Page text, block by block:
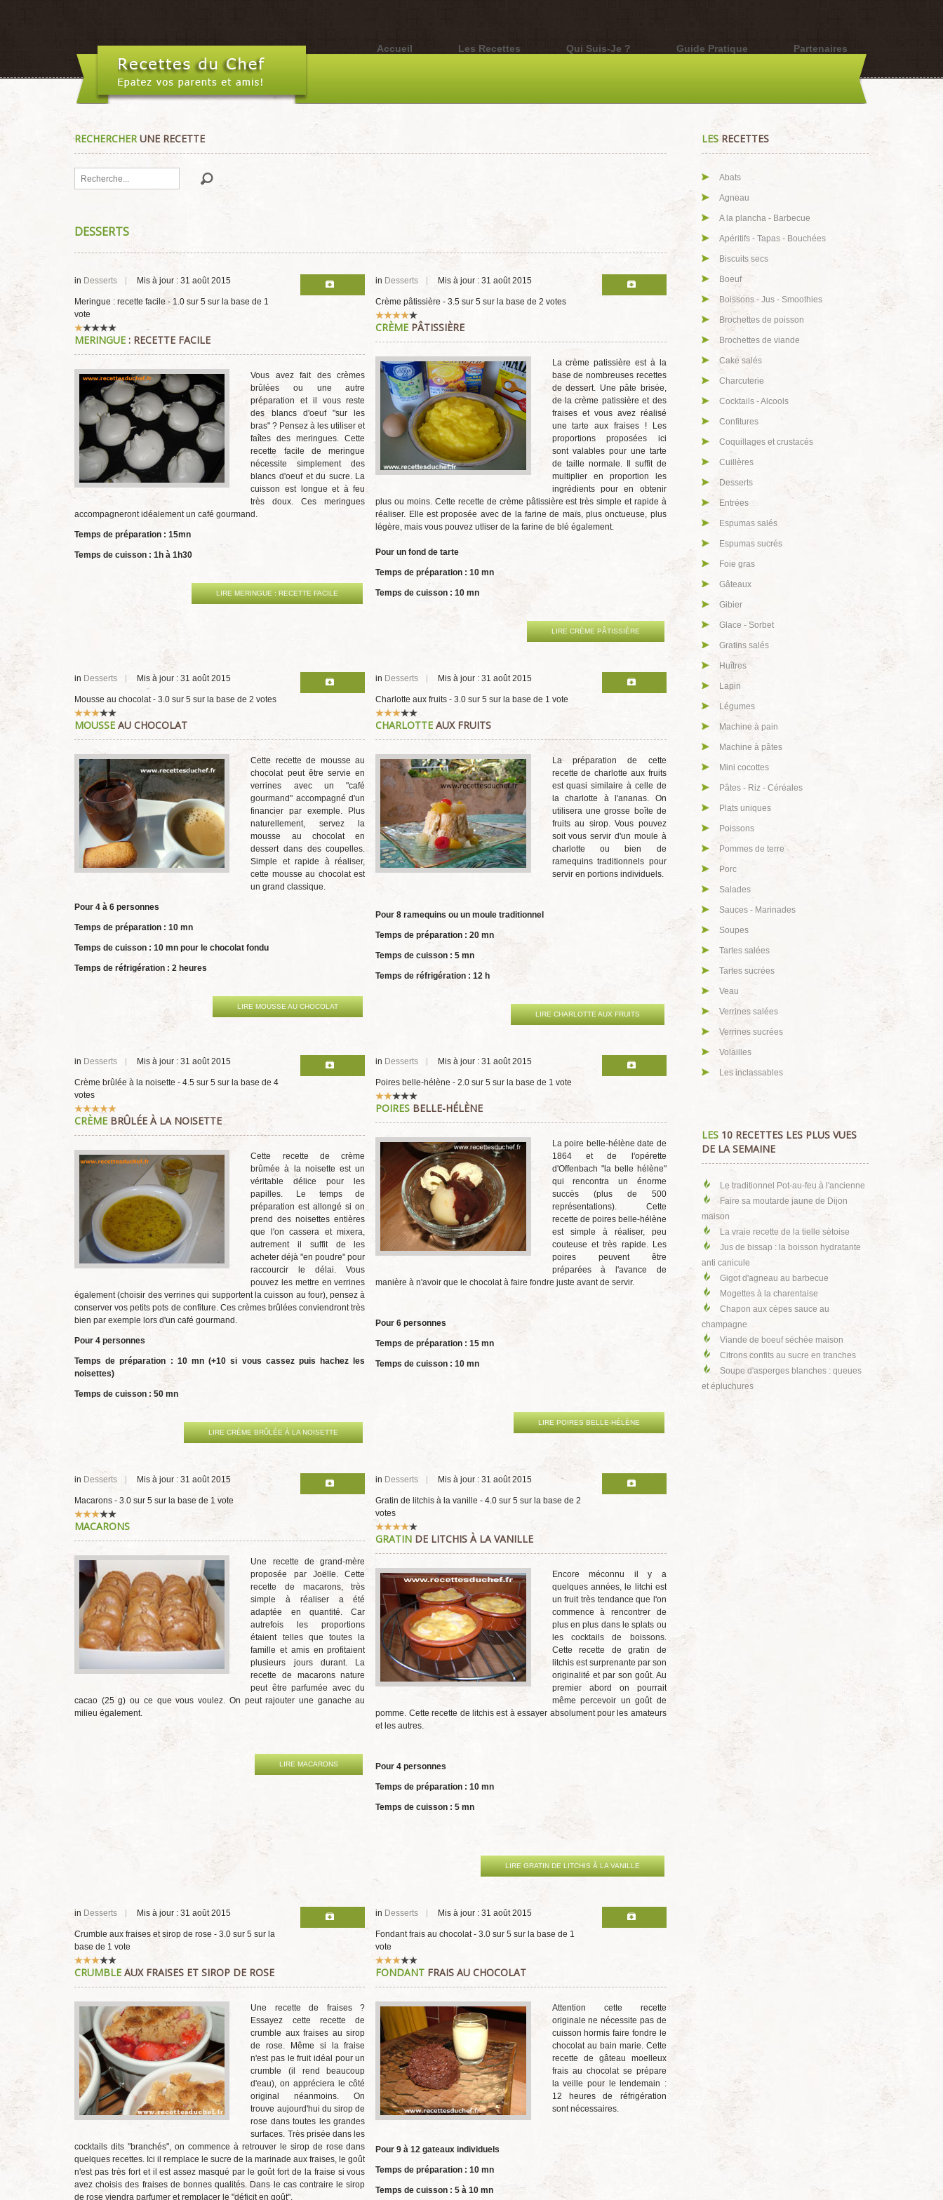
Accueil Les Recettes Qui Suis-Je ? Guide Pratique Partenaires
RECHERCHERUNE RECETTE
Rechercher
DESSERTS
in Desserts Mis à jour : 31 août 2015
Meringue : recette facile- 1.0 sur 5 sur la base de 1
vote
Vote
utilisateur: 1/ 5
MERINGUE : RECETTE FACILE
Vous avez fait des crèmes
brûlées ou une autre
préparation et il vous reste
des blancs d'oeuf "sur les
bras" ? Pensez à les utiliser et
faîtes des meringues. Cette
recette facile de meringue
nécessite simplement des
blancs d'oeuf et du sucre. La
cuisson est longue et à feu
très doux. Ces meringues
accompagneront idéalement un café gourmand.
Temps de préparation : 15mn
Temps de cuisson : 1h à 1h30
LIRE MERINGUE : RECETTE FACILE
in Desserts Mis à jour : 31 août 2015
Crème pâtissière -3.5 sur5 sur la base de2 votes
Vote
utilisateur:4/5
CRÈME PÂTISSIÈRE
La crème patissière est à la
base de nombreuses recettes
de dessert. Une pâte brisée,
de la crème patissière et des
fraises et vous avez réalisé
une tarte aux fraises ! Les
proportions proposées ici
sont valables pour une tarte
de taille normale. Il suffit de
multiplier en proportion les
ingrédients pour en obtenir
plus ou moins. Cette recette de crème pâtissière est très simple et rapide à
réaliser. Elle est proposée avec de la farine de maïs, plus onctueuse, plus
légère, mais vous pouvez utliser de la farine de blé également.
Pour un fond de tarte
Temps de préparation : 10 mn
Temps de cuisson : 10 mn
LIRE CRÈME PÂTISSIÈRE
in Desserts Mis à jour : 31 août 2015
Mousse au chocolat- 3.0 sur 5 sur la base de 2 votes
Vote
utilisateur: 3/ 5
MOUSSE AU CHOCOLAT
Cette recette de mousse au
chocolat peut être servie en
verrines avec un "café
gourmand" accompagné d'un
financier par exemple. Plus
naturellement, servez la
mousse au chocolat en
dessert dans des coupelles.
Simple et rapide à réaliser,
cette mousse au chocolat est
un grand classique.
Pour 4 à 6 personnes
Temps de préparation : 10 mn
Temps de cuisson : 10 mn pour le chocolat fondu
Temps de réfrigération : 2 heures
LIRE MOUSSE AU CHOCOLAT
in Desserts Mis à jour : 31 août 2015
Charlotte aux fruits -3.0 sur5 sur la base de 1 vote
Vote
utilisateur:3/5
CHARLOTTE AUX FRUITS
La préparation de cette
recette de charlotte aux fruits
est quasi similaire à celle de
la charlotte à l'ananas. On
utilisera une grosse boîte de
fruits au sirop. Vous pouvez
soit vous servir d'un moule à
charlotte ou bien de
ramequins traditionnels pour
servir en portions individuels.
Pour 8 ramequins ou un moule traditionnel
Temps de préparation : 20 mn
Temps de cuisson : 5 mn
Temps de réfrigération : 12 h
LIRE CHARLOTTE AUX FRUITS
in Desserts Mis à jour : 31 août 2015
Crème brûlée à la noisette - 4.5 sur 5 sur la base de 4
votes
Vote
utilisateur:5/ 5
CRÈME BRÛLÉE À LA NOISETTE
Cette recette de crème
brûmée à la noisette est un
véritable délice pour les
papilles. Le temps de
préparation est allongé si on
prend des noisettes entières
que l'on cassera et mixera,
autrement il suffit de les
acheter déjà "en poudre" pour
raccourcir le délai. Vous
pouvez les mettre en verrines
également (choisir des verrines qui supportent la cuisson au four), pensez à
conserver vos petits pots de confiture. Ces crèmes brûlées conviendront très
bien par exemple lors d'un café gourmand.
Pour 4 personnes
Temps de préparation : 10 mn (+10 si vous cassez puis hachez les
noisettes)
Temps de cuisson : 50 mn
LIRE CRÈME BRÛLÉE À LA NOISETTE
in Desserts Mis à jour : 31 août 2015
Poires belle-hélène -2.0 sur5 sur la base de 1 vote
Vote
utilisateur:2/ 5
POIRES BELLE-HÉLÈNE
La poire belle-hélène date de
1864 et de l'opérette
d'Offenbach "la belle hélène"
qui rencontra un énorme
succès (plus de 500
représentations). Cette
recette de poires belle-hélène
est simple à réaliser, peu
couteuse et très rapide. Les
poires peuvent être
préparées à l'avance de
manière à n'avoir que le chocolat à faire fondre juste avant de servir.
Pour 6 personnes
Temps de préparation : 15 mn
Temps de cuisson : 10 mn
LIRE POIRES BELLE-HÉLÈNE
in Desserts Mis à jour : 31 août 2015
Macarons - 3.0 sur 5 sur la base de 1 vote
Vote
utilisateur:3/5
MACARONS
Une recette de grand-mère
proposée par Joëlle. Cette
recette de macarons, très
simple à réaliser a été
adaptée en quantité. Car
autrefois les proportions
étaient telles que toutes la
famille et amis en profitaient
plusieurs jours durant. La
recette de macarons nature
peut être parfumée avec du
cacao (25 g) ou ce que vous voulez. On peut rajouter une ganache au
milieu également.
LIRE MACARONS
in Desserts Mis à jour : 31 août 2015
Gratin de litchis à la vanille -4.0 sur5 sur la base de2
votes
Vote
utilisateur:4/ 5
GRATIN DE LITCHIS À LA VANILLE
Encore méconnu il y a
quelques années, le litchi est
un fruit très tendance que l'on
commence à rencontrer de
plus en plus dans le splats ou
les cocktails de boissons.
Cette recette de gratin de
litchis est surprenante par son
originalité et par son goût. Au
premier abord on pourrait
même percevoir un goût de
pomme. Cette recette de litchis est à essayer absolument pour les amateurs
et les autres.
Pour 4 personnes
Temps de préparation : 10 mn
Temps de cuisson : 5 mn
LIRE GRATIN DE LITCHIS À LA VANILLE
in Desserts Mis à jour : 31 août 2015
Crumble aux fraises et sirop de rose - 3.0 sur 5 sur la
base de 1 vote
Vote
utilisateur: 3/5
CRUMBLE AUX FRAISES ET SIROP DE ROSE
Une recette de fraises ?
Essayez cette recette de
crumble aux fraises au sirop
de rose. Même si la fraise
n'est pas le fruit idéal pour un
crumble (il rend beaucoup
d'eau), on appréciera le côté
original néanmoins. On
trouve aujourd'hui du sirop de
rose dans toutes les grandes
surfaces. Très prisée dans les
cocktails dits "branchés", on commence à retrouver le sirop de rose dans
quelques recettes. Ici il remplace le sucre de la marinade aux fraises, le goût
n'est pas très fort et il est assez masqué par le goût fort de la fraise si vous
avez choisis des fraises de bonnes qualités. Dans le cas contraire le sirop
de rose viendra parfumer et remplacer le "déficit en goût".
in Desserts Mis à jour : 31 août 2015
Fondant frais au chocolat-3.0 sur5 sur la base de 1
vote
Vote
utilisateur:3/ 5
FONDANT FRAIS AU CHOCOLAT
Attention cette recette
originale ne nécessite pas de
cuisson hormis faire fondre le
chocolat au bain marie. Cette
recette de gâteau moelleux
frais au chocolat se prépare
la veille pour le lendemain :
12 heures de réfrigération
sont nécessaires.
Pour 9 à 12 gateaux individuels
Temps de préparation : 10 mn
Temps de cuisson : 5 à 10 mn
LESRECETTES
Abats
Agneau
A la plancha - Barbecue
Apéritifs - Tapas - Bouchées
Biscuits secs
Boeuf
Boissons - Jus - Smoothies
Brochettes de poisson
Brochettes de viande
Cake salés
Charcuterie
Cocktails - Alcools
Confitures
Coquillages et crustacés
Cuillères
Desserts
Entrées
Espumas salés
Espumas sucrés
Foie gras
Gâteaux
Gibier
Glace - Sorbet
Gratins salés
Huîtres
Lapin
Légumes
Machine à pain
Machine à pâtes
Mini cocottes
Pâtes - Riz - Céréales
Plats uniques
Poissons
Pommes de terre
Porc
Salades
Sauces - Marinades
Soupes
Tartes salées
Tartes sucrées
Veau
Verrines salées
Verrines sucrées
Volailles
Les inclassables
LES 10 RECETTES LES PLUS VUES
DE LA SEMAINE
Le traditionnel Pot-au-feu à l'ancienne
Faire sa moutarde jaune de Dijon
maison
La vraie recette de la tielle sètoise
Jus de bissap : la boisson hydratante
anti canicule
Gigot d'agneau au barbecue
Mogettes à la charentaise
Chapon aux cèpes sauce au
champagne
Viande de boeuf séchée maison
Citrons confits au sucre en tranches
Soupe d'asperges blanches : queues
et épluchures